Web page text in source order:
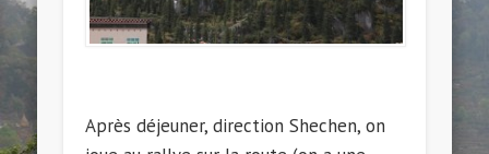
Après déjeuner, direction Shechen, on